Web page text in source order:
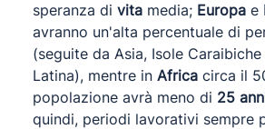
speranza di vita media; Europa e
avranno un'alta percentuale di
(seguite da Asia, Isole
Latina), mentre in Africa circa il
popolazione avrà meno di 25
quindi, periodi lavorativi sempre